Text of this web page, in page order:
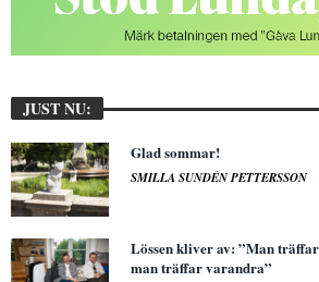
JUST NU:
Glad sommar!
SMILLA SUNDÉN PETTERSSON
Lössen kliver av: ”Man
man träffar varandra”